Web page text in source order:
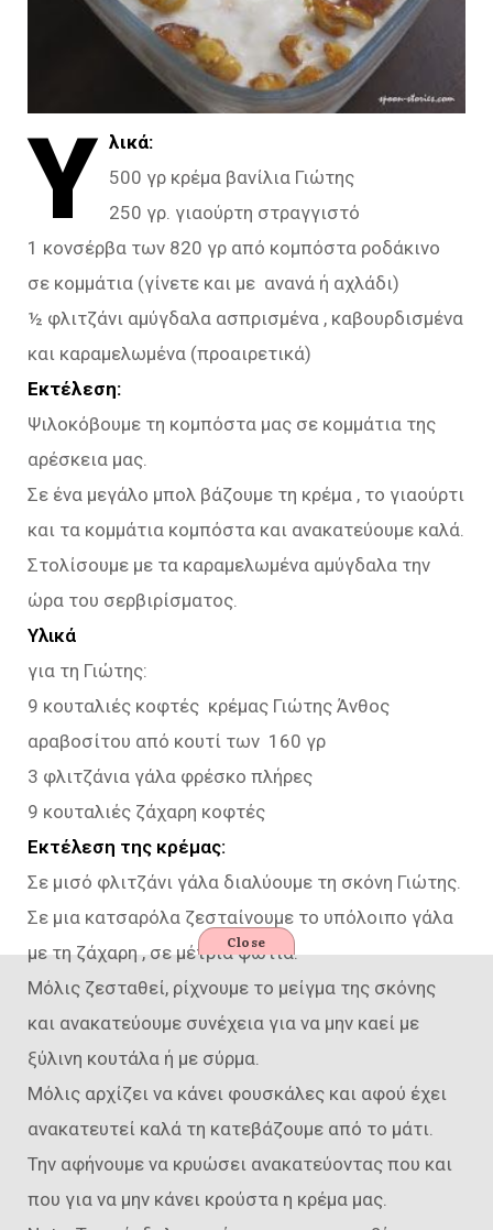
Υ λικά:
500 γρ κρέμα βανίλια Γιώτης
250 γρ. γιαούρτη στραγγιστό
1 κονσέρβα των 820 γρ από κομπόστα ροδάκινο
σε κομμάτια (γίνετε και με ανανά ή αχλάδι)
½ φλιτζάνι αμύγδαλα ασπρισμένα , καβουρδισμένα
και καραμελωμένα (προαιρετικά)
Εκτέλεση:
Ψιλοκόβουμε τη κομπόστα μας σε κομμάτια της
αρέσκεια μας.
Σε ένα μεγάλο μπολ βάζουμε τη κρέμα , το γιαούρτι
και τα κομμάτια κομπόστα και ανακατεύουμε καλά.
Στολίσουμε με τα καραμελωμένα αμύγδαλα την
ώρα του σερβιρίσματος.
Υλικά
για τη Γιώτης:
9 κουταλιές κοφτές κρέμας Γιώτης Άνθος
αραβοσίτου από κουτί των 160 γρ
3 φλιτζάνια γάλα φρέσκο πλήρες
9 κουταλιές ζάχαρη κοφτές
Εκτέλεση της κρέμας:
Σε μισό φλιτζάνι γάλα διαλύουμε τη σκόνη Γιώτης.
Σε μια κατσαρόλα ζεσταίνουμε το υπόλοιπο γάλα
με τη ζάχαρη , σε μέτρια φωτιά.
Μόλις ζεσταθεί, ρίχνουμε το μείγμα της σκόνης
και ανακατεύουμε συνέχεια για να μην καεί με
ξύλινη κουτάλα ή με σύρμα.
Μόλις αρχίζει να κάνει φουσκάλες και αφού έχει
ανακατευτεί καλά τη κατεβάζουμε από το μάτι.
Την αφήνουμε να κρυώσει ανακατεύοντας που και
που για να μην κάνει κρούστα η κρέμα μας.
Close